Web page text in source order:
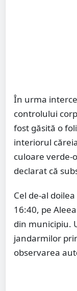
În urma
controlului
fost găsită o
interiorul
culoare verde-
declarat că
Cel de-al
16:40, pe
din municipiu.
jandarmilor
observarea